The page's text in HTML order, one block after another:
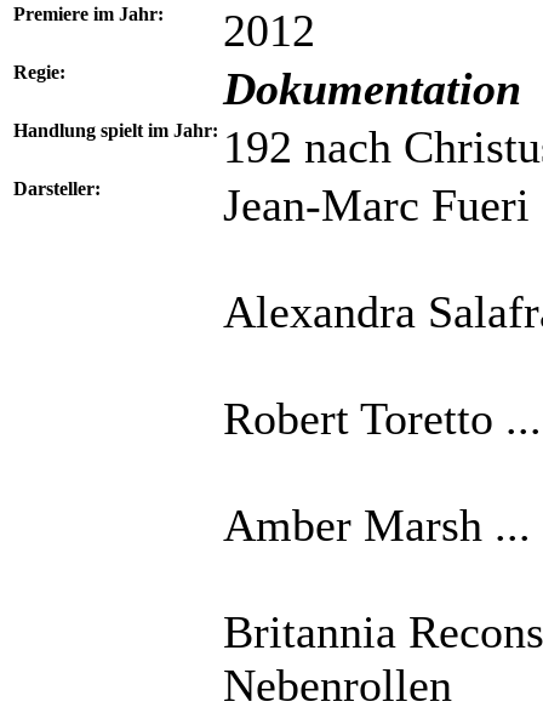
Premiere im Jahr: 2012
Regie: Dokumentation
Handlung spielt im Jahr: 192 nach
Darsteller: Jean-Marc
Alexandra
Robert Toretto
Amber Marsh ...
Britannia
Nebenrollen